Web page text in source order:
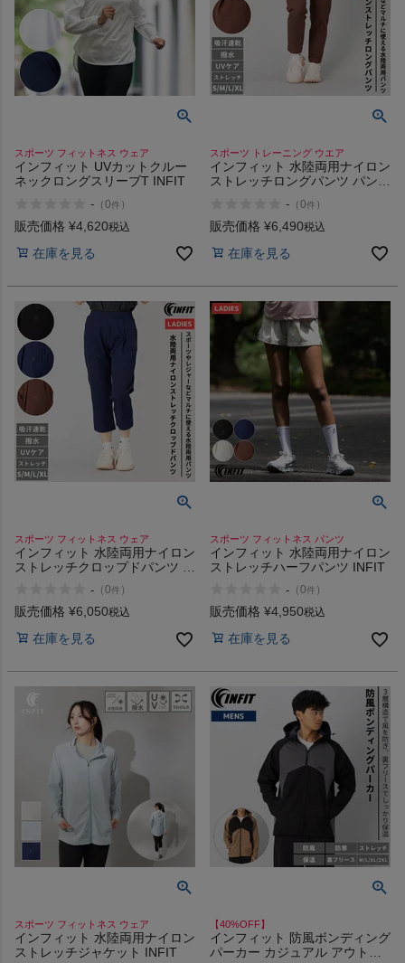
スポーツ フィットネス ウェア
インフィット UVカットクルー
ネックロングスリーブT INFIT
- （0件 ）
販売価格 ¥4,620税込
在庫を見る
スポーツ トレーニング ウエア
インフィット 水陸両用ナイロン
ストレッチロングパンツ パンツ
ェア UVカット 撥水 ストレッチ
軽量 INFIT
- （0件 ）
販売価格 ¥6,490税込
在庫を見る
スポーツ フィットネス ウェア
インフィット 水陸両用ナイロン
ストレッチクロップドパンツ パ
ス ウェア UVカット 撥水 スト
レッチ 軽量 INFIT
- （0件 ）
販売価格 ¥6,050税込
在庫を見る
スポーツ フィットネス パンツ
インフィット 水陸両用ナイロン
ストレッチハーフパンツ INFIT
- （0件 ）
販売価格 ¥4,950税込
在庫を見る
スポーツ フィットネス ウェア
インフィット 水陸両用ナイロン
ストレッチジャケット INFIT
【40%OFF】
インフィット 防風ボンディング
パーカー カジュアル アウトド